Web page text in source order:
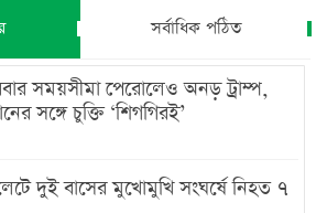
সর্বাধিক পঠিত
সময়সীমা পেরোলেও অনড় ট্রাম্প,
সঙ্গে চুক্তি ‘শিগগিরই’
দুই বাসের মুখোমুখি সংঘর্ষে নিহত ৭